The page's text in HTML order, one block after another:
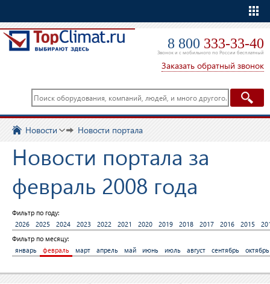
8 800 333-33-40
Звонок и с мобильного по России бесплатный
Заказать обратный звонок
Новости Новости портала
Новости портала за
февраль 2008 года
Фильтр по году:
2026
2025 2024 2023 2022 2021 2020 2019 2018 2017 2016 2015
Фильтр по месяцу:
январь
февраль март апрель май июнь июль август сентябрь октябрь